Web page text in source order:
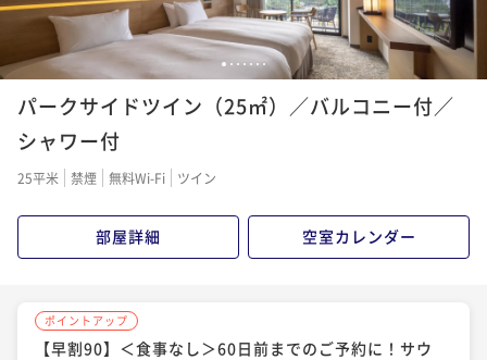
1 2 3 4 567
パークサイドツイン（25㎡）／バルコニー付／
シャワー付
25平米 禁煙 無料Wi-Fi ツイン
部屋詳細 空室カレンダー
ポイントアップ
【早割90】＜食事なし＞60日前までのご予約に！サウ